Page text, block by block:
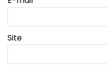
Site